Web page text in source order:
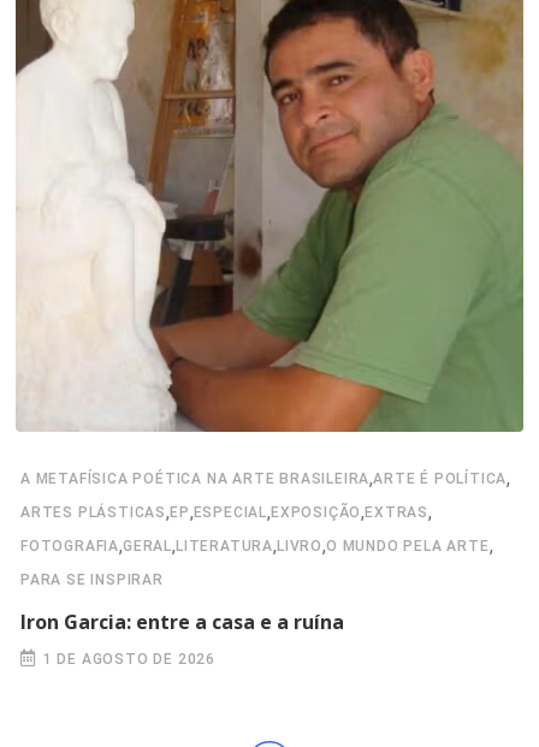
A METAFÍSICA POÉTICA NA ARTE BRASILEIRA,ARTE É POLÍTICA,
ARTES PLÁSTICAS,EP,ESPECIAL,EXPOSIÇÃO,EXTRAS,
FOTOGRAFIA,GERAL,LITERATURA,LIVRO,O MUNDO PELA ARTE,
PARA SE INSPIRAR
Iron Garcia: entre a casa e a ruína
1 DE AGOSTO DE 2026